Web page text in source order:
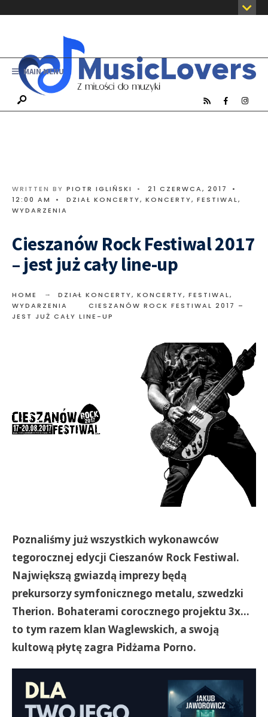
MAIN MENU
WRITTEN BY PIOTR IGLIŃSKI • 21 CZERWCA, 2017
•
12:00 AM
• DZIAŁ KONCERTY, KONCERTY, FESTIWAL,
WYDARZENIA
Cieszanów Rock Festiwal 2017
– jest już cały line-up
HOME DZIAŁ KONCERTY, KONCERTY, FESTIWAL,
WYDARZENIA
CIESZANÓW ROCK FESTIWAL 2017 –
JEST JUŻ CAŁY LINE-UP
Poznaliśmy już wszystkich wykonawców
tegorocznej edycji Cieszanów Rock Festiwal.
Największą gwiazdą imprezy będą
prekursorzy symfonicznego metalu, szwedzki
Therion. Bohaterami corocznego projektu 3x…
to tym razem klan Waglewskich, a swoją
kultową płytę zagra Pidżama Porno.